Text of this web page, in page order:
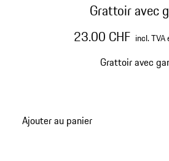
Grattoir avec
23.00 CHF incl. TVA
Grattoir avec
Ajouter au panier